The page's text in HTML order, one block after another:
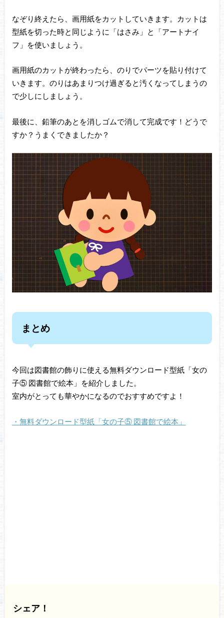
なぞり終えたら、画用紙をカットしていきます。カットは
型紙を切った時と同じように「はさみ」と「アートナイ
フ」を使いましょう。
画用紙のカットが終わったら、のりでパーツを貼り付けて
いきます。のりはあまりつけ過ぎると汚くなってしまうの
で少しにしましょう。
最後に、鉛筆のあとを消しゴムで消して完成です！どうで
すか？うまくできましたか？
まとめ
今回は図書館の飾りに使える無料ダウンロード型紙「女の
子⑤ 図書館で絵本」を紹介しました。
室内がとっても華やかになるのでおすすめですよ！
・無料ダウンロード型紙「女の子⑤ 図書館で絵本」
シェア！